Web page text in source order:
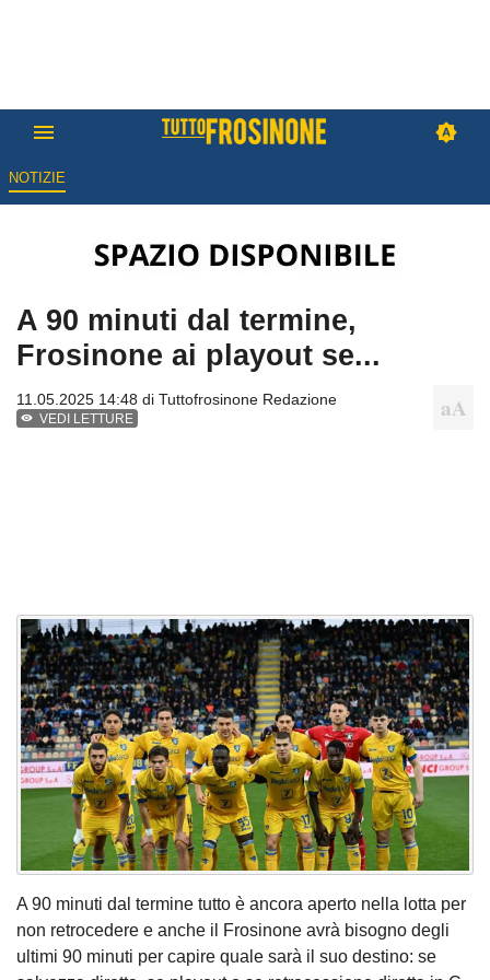
NOTIZIE
A 90 minuti dal termine,
Frosinone ai playout se...
11.05.2025 14:48 di Tuttofrosinone Redazione
VEDI LETTURE
A 90 minuti dal termine tutto è ancora aperto nella lotta per
non retrocedere e anche il Frosinone avrà bisogno degli
ultimi 90 minuti per capire quale sarà il suo destino: se